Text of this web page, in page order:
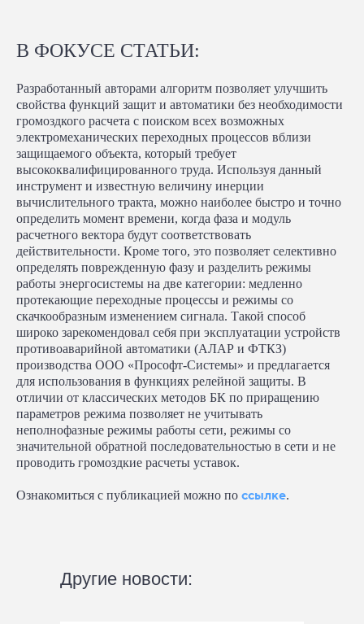
В ФОКУСЕ СТАТЬИ:
Разработанный авторами алгоритм позволяет улучшить
свойства функций защит и автоматики без необходимости
громоздкого расчета с поиском всех возможных
электромеханических переходных процессов вблизи
защищаемого объекта, который требует
высококвалифицированного труда. Используя данный
инструмент и известную величину инерции
вычислительного тракта, можно наиболее быстро и точно
определить момент времени, когда фаза и модуль
расчетного вектора будут соответствовать
действительности. Кроме того, это позволяет селективно
определять поврежденную фазу и разделить режимы
работы энергосистемы на две категории: медленно
протекающие переходные процессы и режимы со
скачкообразным изменением сигнала. Такой способ
широко зарекомендовал себя при эксплуатации устройств
противоаварийной автоматики (АЛАР и ФТКЗ)
производства ООО «Прософт-Системы» и предлагается
для использования в функциях релейной защиты. В
отличии от классических методов БК по приращению
параметров режима позволяет не учитывать
неполнофазные режимы работы сети, режимы со
значительной обратной последовательностью в сети и не
проводить громоздкие расчеты уставок.
Ознакомиться с публикацией можно по ссылке.
Другие новости: